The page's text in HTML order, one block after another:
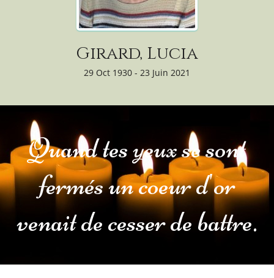
Girard, Lucia
29 Oct 1930 - 23 Juin 2021
Quand tes yeux se sont
fermés un coeur d'or
venait de cesser de battre.